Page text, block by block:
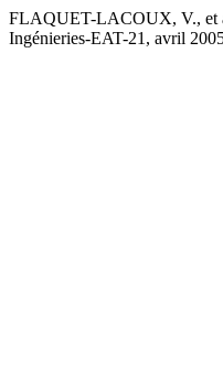
FLAQUET-LACOUX, V., et
Ingénieries-EAT-21, avril